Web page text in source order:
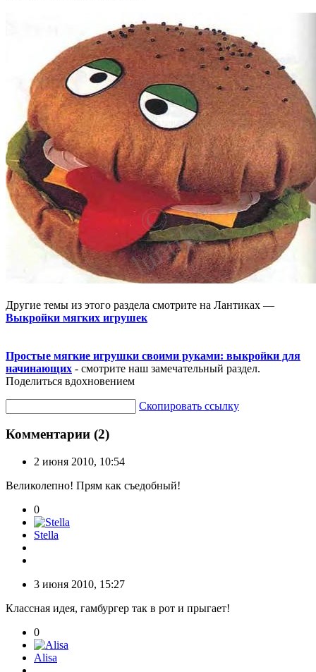
Другие темы из этого раздела смотрите на Лантиках —
Выкройки мягких игрушек
Простые мягкие игрушки своими руками: выкройки для
начинающих - смотрите наш замечательный раздел.
Поделиться вдохновением
Скопировать ссылку
Комментарии (2)
2 июня 2010, 10:54
Великолепно! Прям как съедобный!
0
Stella
3 июня 2010, 15:27
Классная идея, гамбургер так в рот и прыгает!
0
Alisa